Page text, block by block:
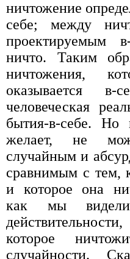
ничтожение
себе; между
проектируемым
ничто. Таким
ничтожения,
оказывается в-
человеческая
бытия-в-себе. Но
желает, не
случайным и
сравнимым с тем,
и которое она
как мы
которое
случайности.